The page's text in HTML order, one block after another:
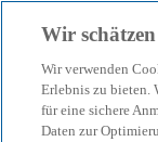
menu search
Wir
Wir verwenden
Erlebnis zu bieten.
für eine sichere
Daten zur